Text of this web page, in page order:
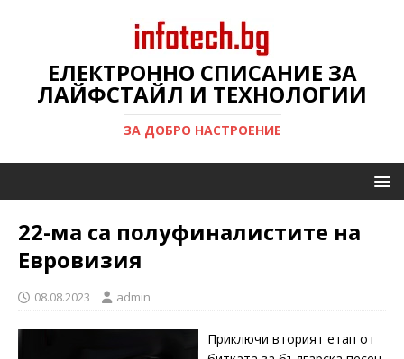
ЕЛЕКТРОННО СПИСАНИЕ ЗА
ЛАЙФСТАЙЛ И ТЕХНОЛОГИИ
ЗА ДОБРО НАСТРОЕНИЕ
22-ма са полуфиналистите на
Евровизия
08.08.2023 admin
Приключи вторият етап от